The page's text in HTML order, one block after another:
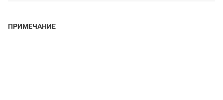
ПРИМЕЧАНИЕ